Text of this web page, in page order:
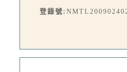
登錄號: